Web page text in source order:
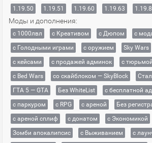
1.19.50
1.19.51 1.19.60 1.19.63
Моды и дополнения:
с 1000лвл c Креативом с Дюпом с
с Голодными играми
с оружием Sky Wars
с кейсами
с продажей админок с
с Bed Wars
со скайблоком — SkyBlock
ГТА 5 — GTA
Без WhiteList
с бесплатной
с паркуром
с RPG с ареной
Без
с ареной сплиф
с донатом с Экономикой
Зомби апокалипсис
с Выживанием с